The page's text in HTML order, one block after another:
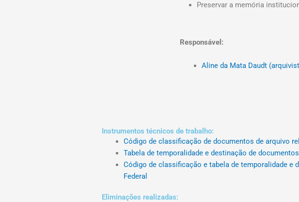
Preservar a memória
Responsável:
Aline da Mata Daudt
Instrumentos técnicos de trabalho:
Código de classificação de documentos de arquivo
Tabela de temporalidade e destinação de
Código de classificação e tabela de temporalidade e
Federal
Eliminações realizadas: